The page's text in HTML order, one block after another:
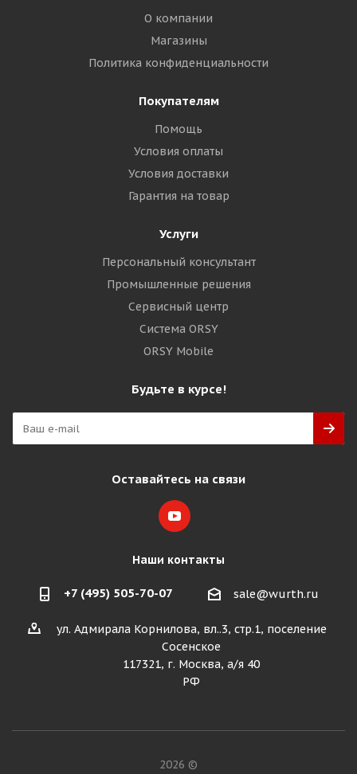
О компании
Магазины
Политика конфиденциальности
Покупателям
Помощь
Условия оплаты
Условия доставки
Гарантия на товар
Услуги
Персональный консультант
Промышленные решения
Сервисный центр
Система ORSY
ORSY Mobile
Будьте в курсе!
Оставайтесь на связи
Наши контакты
+7 (495) 505-70-07 sale@wurth.ru
ул. Адмирала Корнилова, вл..3, стр.1, поселение
Сосенское
117321, г. Москва, а/я 40
РФ
2026 ©